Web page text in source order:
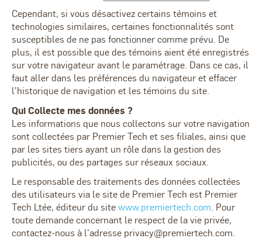
Cependant, si vous désactivez certains témoins et
technologies similaires, certaines fonctionnalités sont
susceptibles de ne pas fonctionner comme prévu. De
plus, il est possible que des témoins aient été enregistrés
sur votre navigateur avant le paramétrage. Dans ce cas, il
faut aller dans les préférences du navigateur et effacer
l’historique de navigation et les témoins du site.
Qui Collecte mes données ?
Les informations que nous collectons sur votre navigation
sont collectées par Premier Tech et ses filiales, ainsi que
par les sites tiers ayant un rôle dans la gestion des
publicités, ou des partages sur réseaux sociaux.
Le responsable des traitements des données collectées
des utilisateurs via le site de Premier Tech est Premier
Tech Ltée, éditeur du site www.premiertech.com. Pour
toute demande concernant le respect de la vie privée,
contactez-nous à l’adresse privacy@premiertech.com.